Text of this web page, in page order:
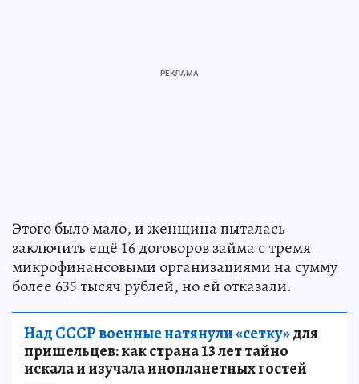
Этого было мало, и женщина пыталась
заключить ещё 16 договоров займа с тремя
микрофинансовыми организациями на сумму
более 635 тысяч рублей, но ей отказали.
Над СССР военные натянули «сетку»для
пришельцев: как страна 13 лет тайно
искала и изучала инопланетных гостей